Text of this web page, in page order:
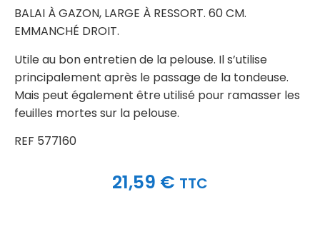
BALAI À GAZON, LARGE À RESSORT. 60 CM.
EMMANCHÉ DROIT.
Utile au bon entretien de la pelouse. Il s’utilise
principalement après le passage de la tondeuse.
Mais peut également être utilisé pour ramasser les
feuilles mortes sur la pelouse.
REF 577160
21,59 € TTC